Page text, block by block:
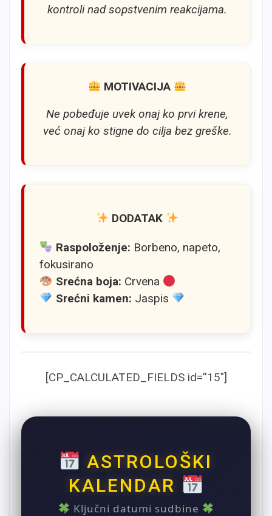
kontroli nad sopstvenim reakcijama.
MOTIVACIJA
Ne pobeđuje uvek onaj ko prvi krene,
već onaj ko stigne do cilja bez greške.
DODATAK
Raspoloženje: Borbeno, napeto,
fokusirano
Srećna boja: Crvena
Srećni kamen: Jaspis
[CP_CALCULATED_FIELDS id=”15″]
ASTROLOŠKI
KALENDAR
Ključni datumi sudbine